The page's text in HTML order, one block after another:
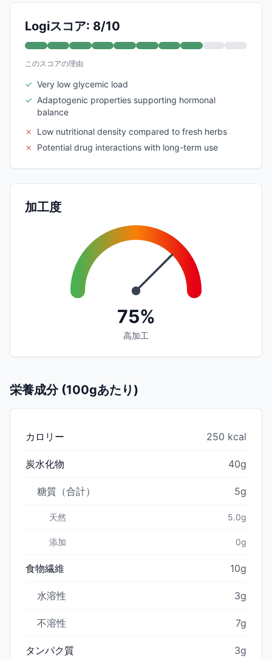
Logiスコア: 8/10
このスコアの理由
✓ Very low glycemic load
✓ Adaptogenic properties supporting hormonal
balance
✗
Low nutritional density compared to fresh herbs
✗
Potential drug interactions with long-term use
加工度
75%
高加工
栄養成分 (100gあたり)
カロリー 250 kcal
炭水化物 40g
糖質（合計） 5g
天然 5.0g
添加 0g
食物繊維 10g
水溶性 3g
不溶性 7g
タンパク質 3g